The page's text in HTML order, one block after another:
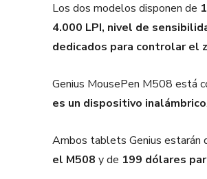
Los dos modelos disponen de
4.000 LPI, nivel de
dedicados para controlar el
Genius MousePen M508 está
es un dispositivo inalámbrico.
Ambos tablets Genius estarán
el M508 y de 199 dólares